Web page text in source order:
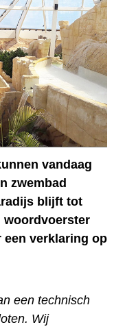
vandaag
zwembad
blijft tot
woordvoerster
een verklaring op
een technisch
Wij